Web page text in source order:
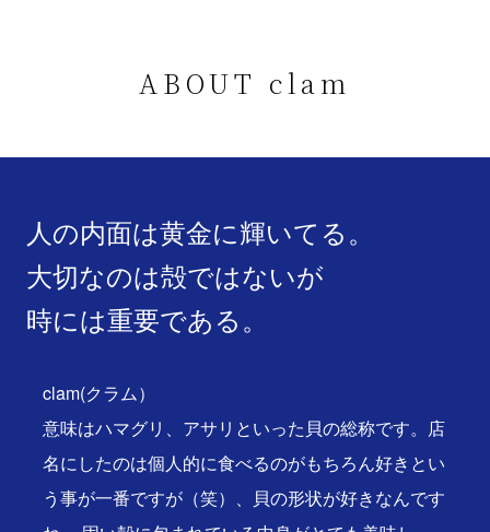
ABOUT clam
人の内面は黄金に輝いてる。
大切なのは殻ではないが
時には重要である。
clam(クラム）
意味はハマグリ、アサリといった貝の総称です。店
名にしたのは個人的に食べるのがもちろん好きとい
う事が一番ですが（笑）、貝の形状が好きなんです